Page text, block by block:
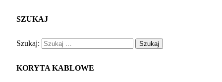
SZUKAJ
Szukaj:
KORYTA KABLOWE